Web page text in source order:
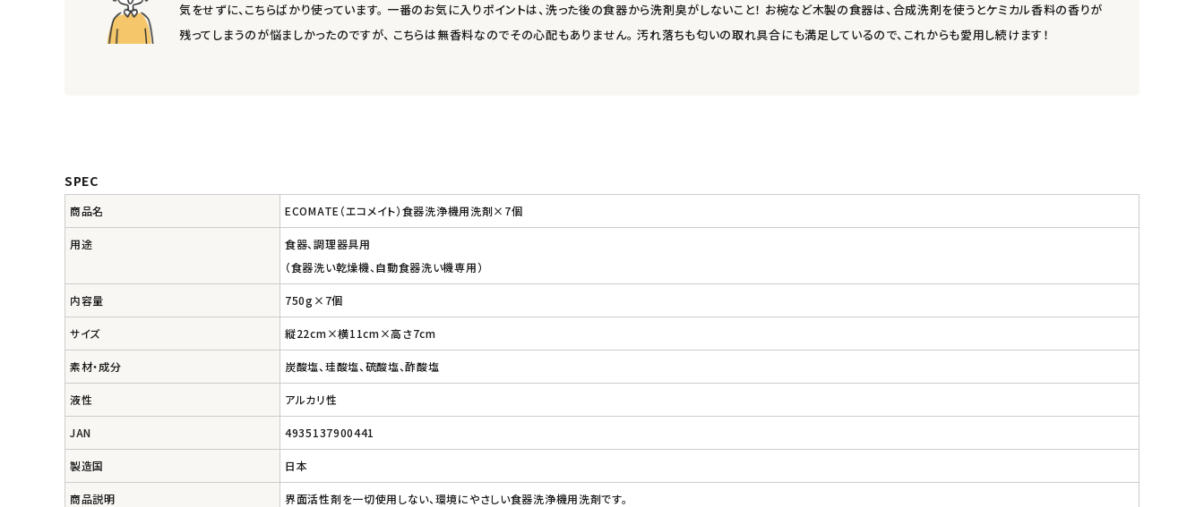
エコメイト
ナチュラプラス
コラム・スタッフのおすすめ
ご利用ガイド等
アカウント情報
ようこそ ゲスト 様
気をせずに、こちらばかり使っています。 一番のお気に入りポイントは、洗った後の食器から洗剤臭がしないこと！ お椀など木製の食器は、合成洗剤を使うとケミカル香料の香りが
残ってしまうのが悩ましかったのですが、 こちらは無香料なのでその心配もありません。 汚れ落ちも匂いの取れ具合にも満足しているので、これからも愛用し続けます！
SPEC
商品名 ECOMATE（エコメイト）食器洗浄機用洗剤×7個
用途
食器、調理器具用
（食器洗い乾燥機、自動食器洗い機専用）
内容量 750g×7個
サイズ 縦22cm×横11cm×高さ7cm
素材・成分 炭酸塩、珪酸塩、硫酸塩、酢酸塩
液性 アルカリ性
JAN 4935137900441
製造国 日本
商品説明
界面活性剤を一切使用しない、環境にやさしい食器洗浄機用洗剤です。